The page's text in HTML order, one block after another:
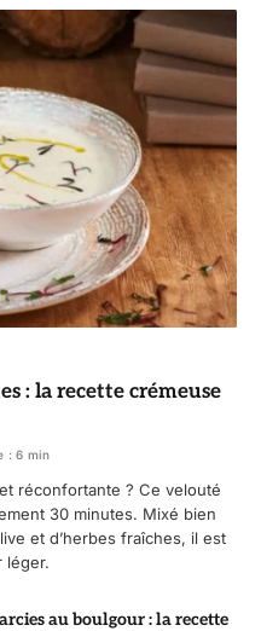
: la recette crémeuse
: 6 min
réconfortante ? Ce velouté
30 minutes. Mixé bien
et d’herbes fraîches, il est
léger.
au boulgour : la recette